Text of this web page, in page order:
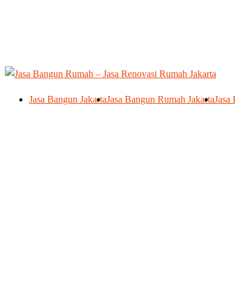
Jasa Bangun JakartaJasa Bangun Rumah JakartaJasa